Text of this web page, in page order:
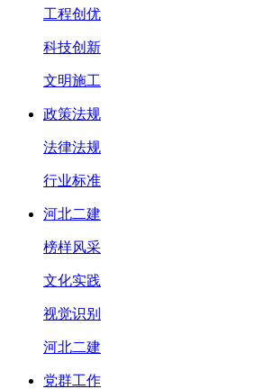
工程创优
科技创新
文明施工
政策法规
法律法规
行业标准
河北二建
榜样风采
文化实践
视觉识别
河北二建
党群工作